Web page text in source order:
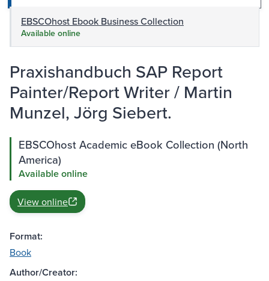
EBSCOhost Ebook Business Collection
Available online
Praxishandbuch SAP Report
Painter/Report Writer / Martin
Munzel, Jörg Siebert.
EBSCOhost Academic eBook Collection (North
America)
Available online
View online
Format:
Book
Author/Creator: